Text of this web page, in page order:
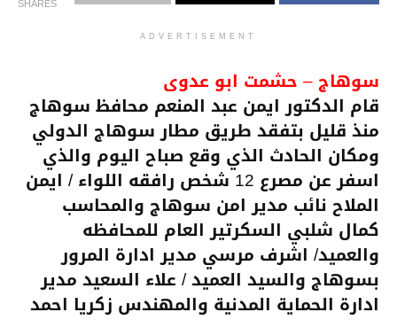
SHARES
ADVERTISEMENT
سوهاج – حشمت ابو عدوى
قام الدكتور ايمن عبد المنعم محافظ سوهاج
منذ قليل بتفقد طريق مطار سوهاج الدولي
ومكان الحادث الذي وقع صباح اليوم والذي
اسفر عن مصرع 12 شخص رافقه اللواء / ايمن
الملاح نائب مدير امن سوهاج والمحاسب
كمال شلبي السكرتير العام للمحافظه
والعميد/ اشرف مرسي مدير ادارة المرور
بسوهاج والسيد العميد / علاء السعيد مدير
ادارة الحماية المدنية والمهندس زكريا احمد